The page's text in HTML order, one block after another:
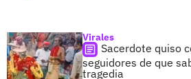
Virales
Sacerdote quiso
seguidores de que
tragedia